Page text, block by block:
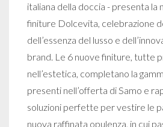
italiana della doccia - presenta la
finiture Dolcevita, celebrazione
dell’essenza del lusso e
brand. Le 6 nuove finiture, tutte
nell’estetica, completano la
presenti nell’offerta di Samo e
soluzioni perfette per vestire le
nuova raffinata opulenza, in cui